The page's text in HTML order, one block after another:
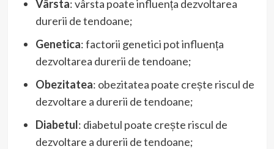
Vârsta: vârsta poate influența dezvoltarea
durerii de tendoane;
Genetica: factorii genetici pot influența
dezvoltarea durerii de tendoane;
Obezitatea: obezitatea poate crește riscul de
dezvoltare a durerii de tendoane;
Diabetul: diabetul poate crește riscul de
dezvoltare a durerii de tendoane;